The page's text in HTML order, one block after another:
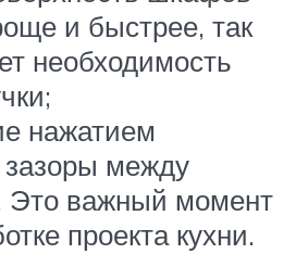
и быстрее, так
необходимость
нажатием
зазоры между
Это важный момент
проекта кухни.